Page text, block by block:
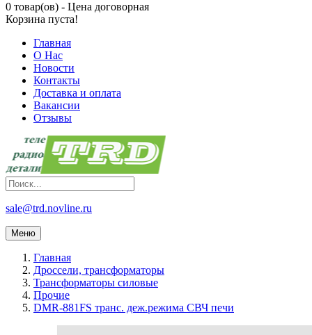
0 товар(ов) - Цена договорная
Корзина пуста!
Главная
О Нас
Новости
Контакты
Доставка и оплата
Вакансии
Отзывы
sale@trd.novline.ru
Меню
Главная
Дроссели, трансформаторы
Трансформаторы силовые
Прочие
DMR-881FS транс. деж.режима СВЧ печи